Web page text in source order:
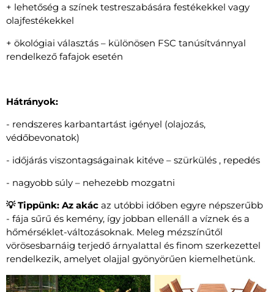
+ lehetőség a színek testreszabására festékekkel vagy
olajfestékekkel
+ ökológiai választás – különösen FSC tanúsítvánnyal
rendelkező fafajok esetén
Hátrányok:
- rendszeres karbantartást igényel (olajozás,
védőbevonatok)
- időjárás viszontagságainak kitéve – szürkülés , repedés
- nagyobb súly – nehezebb mozgatni
💡 Tippünk: Az akác az utóbbi időben egyre népszerűbb
- fája sűrű és kemény, így jobban ellenáll a víznek és a
hőmérséklet-változásoknak. Meleg mézszínűtől
vörösesbarnáig terjedő árnyalattal és finom szerkezettel
rendelkezik, amelyet olajjal gyönyörűen kiemelhetünk.